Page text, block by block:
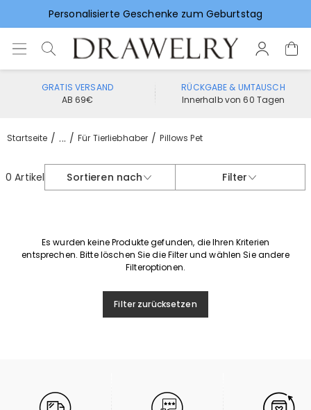
Personalisierte Geschenke zum Geburtstag
Vorlieben für Hochzeitsgeschenke
GRATIS VERSAND
AB 69€
RÜCKGABE & UMTAUSCH
Innerhalb von 60 Tagen
Startseite ... Für Tierliebhaber Pillows Pet
0 Artikel Sortieren nach Filter
Es wurden keine Produkte gefunden, die Ihren Kriterien
entsprechen. Bitte löschen Sie die Filter und wählen Sie andere
Filteroptionen.
Filter zurücksetzen